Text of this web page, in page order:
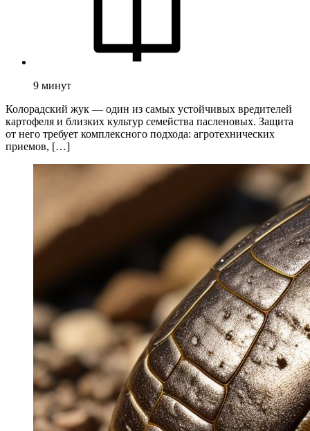
9 минут
Колорадский жук — один из самых устойчивых вредителей
картофеля и близких культур семейства пасленовых. Защита
от него требует комплексного подхода: агротехнических
приемов, […]